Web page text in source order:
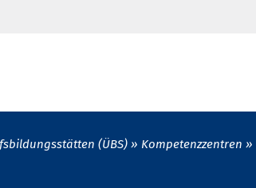
(ÜBS) Kompetenzzentren